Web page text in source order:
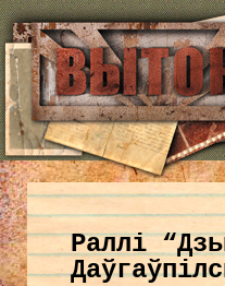
Раллі